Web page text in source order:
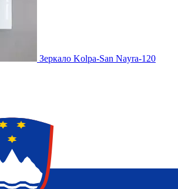
Зеркало Kolpa-San Nayra-120